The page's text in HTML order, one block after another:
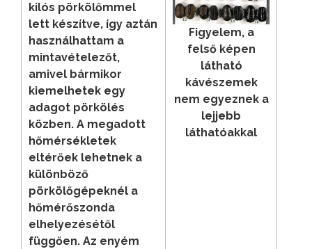
kilós pörkölőmmel
lett készítve, így aztán
használhattam a
mintavételezőt,
amivel bármikor
kiemelhetek egy
adagot pörkölés
közben. A megadott
hőmérsékletek
eltérőek lehetnek a
különböző
pörkölőgépeknél a
hőmérőszonda
elhelyezésétől
függően. Az enyém
Figyelem, a
felső képen
látható
kávészemek
nem egyeznek a
lejjebb
láthatóakkal